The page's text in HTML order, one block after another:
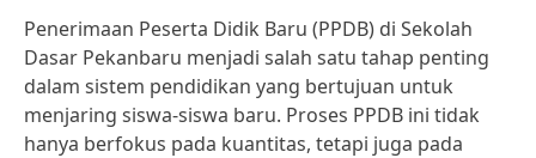
Penerimaan Peserta Didik Baru (PPDB) di Sekolah
Dasar Pekanbaru menjadi salah satu tahap penting
dalam sistem pendidikan yang bertujuan untuk
menjaring siswa-siswa baru. Proses PPDB ini tidak
hanya berfokus pada kuantitas, tetapi juga pada